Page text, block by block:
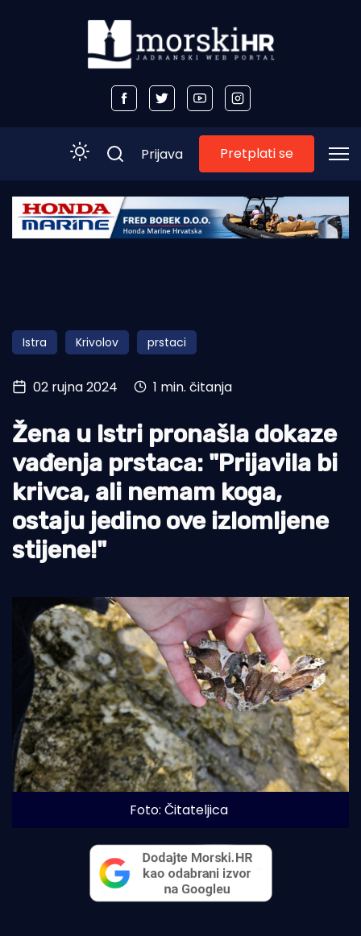
Početna
Obala
Otoci
Turizam i nautika
Pomorstvo
Ribolov
Ekologija
Tradicija i kultura
Prijava Pretplati se
Istra Krivolov prstaci
02 rujna 2024 1 min. čitanja
Žena u Istri pronašla dokaze
vađenja prstaca: "Prijavila bi
krivca, ali nemam koga,
ostaju jedino ove izlomljene
stijene!"
Foto: Čitateljica